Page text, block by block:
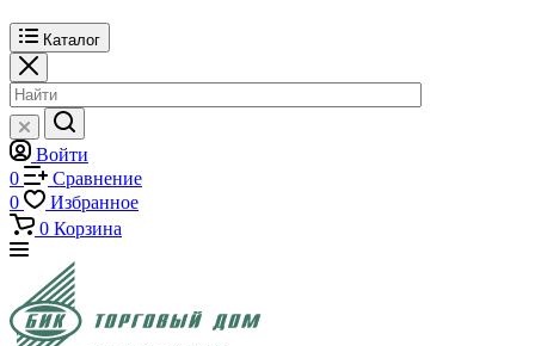
Каталог
Войти
0
Сравнение
0
Избранное
0 Корзина